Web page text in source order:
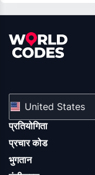
United States
प्रतियोगिता
प्रचार कोड
भुगतान